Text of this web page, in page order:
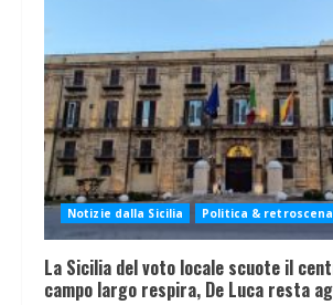
Notizie dalla Sicilia Politica & retroscena
La Sicilia del voto locale scuote il
campo largo respira, De Luca resta